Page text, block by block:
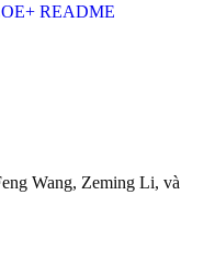
README
Wang, Zeming Li, và